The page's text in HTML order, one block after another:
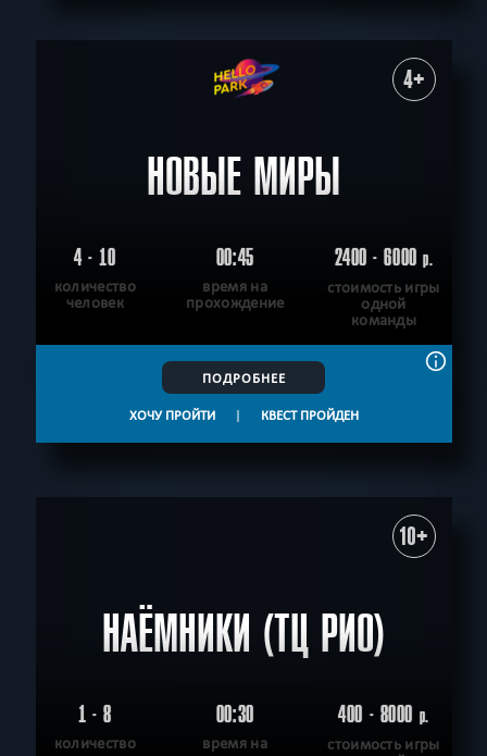
4+
НОВЫЕ МИРЫ
4 - 10
количество
человек
00:45
время на
прохождение
2400 - 6000р.
стоимость игры
одной
команды
ПОДРОБНЕЕ
ХОЧУ ПРОЙТИ | КВЕСТ ПРОЙДЕН
10+
НАЁМНИКИ (ТЦ РИО)
1 - 8
количество
00:30
время на
400 - 8000 р.
стоимость игры